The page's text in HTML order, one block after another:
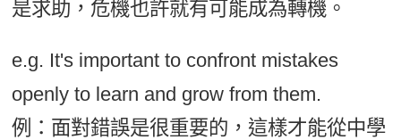
是求助，危機也許就有可能成為轉機。
e.g. It's important to confront mistakes
openly to learn and grow from them.
例：面對錯誤是很重要的，這樣才能從中學